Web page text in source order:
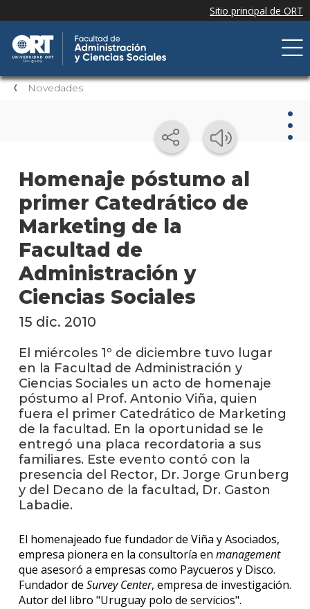
Novedades
Homenaje póstumo al
primer Catedrático de
Marketing de la
Facultad de
Administración y
Ciencias Sociales
los
de la
15 dic. 2010
El miércoles 1º de diciembre tuvo lugar
en la Facultad de Administración y
Ciencias Sociales un acto de homenaje
póstumo al Prof. Antonio Viña, quien
fuera el primer Catedrático de Marketing
de la facultad. En la oportunidad se le
entregó una placa recordatoria a sus
familiares. Este evento contó con la
presencia del Rector, Dr. Jorge Grunberg
y del Decano de la facultad, Dr. Gaston
Labadie.
El homenajeado fue fundador de Viña y Asociados,
empresa pionera en la consultoría en management
que asesoró a empresas como Paycueros y Disco.
Fundador de Survey Center, empresa de investigación.
Autor del libro "Uruguay polo de servicios".